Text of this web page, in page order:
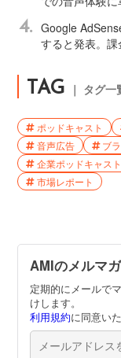
4. Google
すると発表。
TAG ｜ タグ一
ポッドキャスト
音声広告
ブ
企業ポッドキャスト
市場レポート
AMIのメルマ
定期的にメールで
けします。
利用規約に同意い